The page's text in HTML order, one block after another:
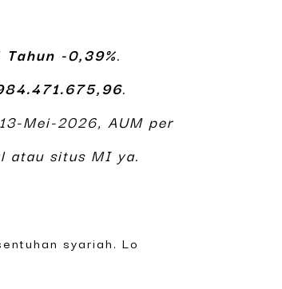
Tahun -0,39%.
.
Mei-2026, AUM per
atau situs MI ya.
syariah. Lo